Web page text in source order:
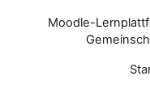
Moodle-